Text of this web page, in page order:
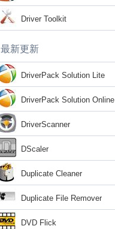
Driver Toolkit
最新更新
DriverPack Solution Lite
DriverPack Solution Online
DriverScanner
DScaler
Duplicate Cleaner
Duplicate File Remover
DVD Flick